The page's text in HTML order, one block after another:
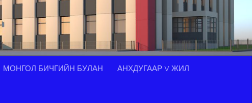
МОНГОЛ БИЧГИЙН БУЛАН АНХДУГААР V ЖИЛ